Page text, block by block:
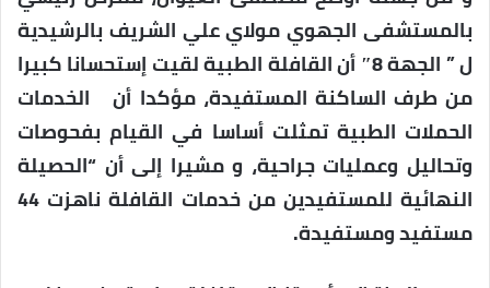
بالمستشفى الجهوي مولاي علي الشريف بالرشيدية
ل ” الجهة 8″ أن القافلة الطبية لقيت إستحسانا كبيرا
من طرف الساكنة المستفيدة، مؤكدا أن الخدمات
الحملات الطبية تمثلت أساسا في القيام بفحوصات
وتحاليل وعمليات جراحية، و مشيرا إلى أن “الحصيلة
النهائية للمستفيدين من خدمات القافلة ناهزت 44
مستفيد ومستفيدة.